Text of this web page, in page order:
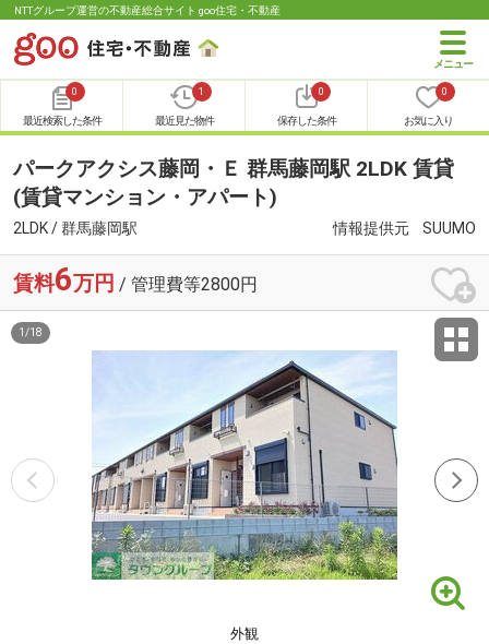
NTTグループ運営の不動産総合サイト goo住宅・不動産
0
最近検索した条件
1
最近見た物件
0
保存した条件
0
お気に入り
パークアクシス藤岡・Ｅ 群馬藤岡駅 2LDK 賃貸
(賃貸マンション・アパート)
2LDK / 群馬藤岡駅 情報提供元 SUUMO
賃料6万円 / 管理費等2800円
外観
1 /18